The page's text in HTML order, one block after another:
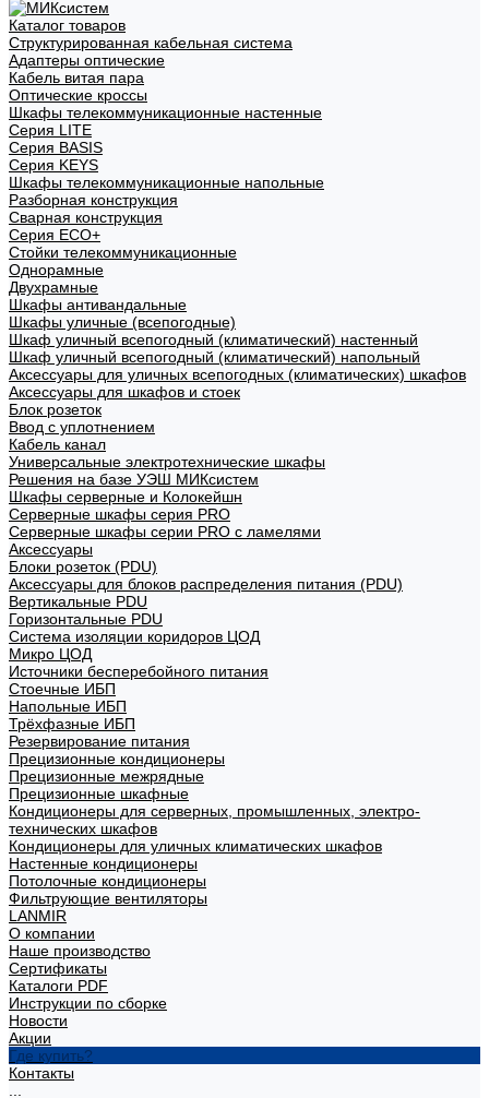
Каталог товаров
Структурированная кабельная система
Адаптеры оптические
Кабель витая пара
Оптические кроссы
Шкафы телекоммуникационные настенные
Cерия LITE
Cерия BASIS
Cерия KEYS
Шкафы телекоммуникационные напольные
Разборная конструкция
Сварная конструкция
Серия ECO+
Стойки телекоммуникационные
Однорамные
Двухрамные
Шкафы антивандальные
Шкафы уличные (всепогодные)
Шкаф уличный всепогодный (климатический) настенный
Шкаф уличный всепогодный (климатический) напольный
Аксессуары для уличных всепогодных (климатических) шкафов
Аксессуары для шкафов и стоек
Блок розеток
Ввод с уплотнением
Кабель канал
Универсальные электротехнические шкафы
Решения на базе УЭШ МИКсистем
Шкафы серверные и Колокейшн
Серверные шкафы серия PRO
Серверные шкафы серии PRO с ламелями
Аксессуары
Блоки розеток (PDU)
Аксессуары для блоков распределения питания (PDU)
Вертикальные PDU
Горизонтальные PDU
Система изоляции коридоров ЦОД
Микро ЦОД
Источники бесперебойного питания
Стоечные ИБП
Напольные ИБП
Трёхфазные ИБП
Резервирование питания
Прецизионные кондиционеры
Прецизионные межрядные
Прецизионные шкафные
Кондиционеры для серверных, промышленных, электро-
технических шкафов
Кондиционеры для уличных климатических шкафов
Настенные кондиционеры
Потолочные кондиционеры
Фильтрующие вентиляторы
LANMIR
О компании
Наше производство
Сертификаты
Каталоги PDF
Инструкции по сборке
Новости
Акции
Где купить?
Контакты